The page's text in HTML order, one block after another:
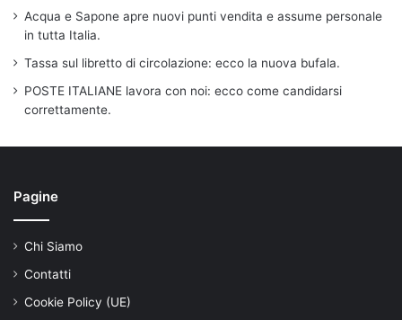
Acqua e Sapone apre nuovi punti vendita e assume personale
in tutta Italia.
Tassa sul libretto di circolazione: ecco la nuova bufala.
POSTE ITALIANE lavora con noi: ecco come candidarsi
correttamente.
Pagine
Chi Siamo
Contatti
Cookie Policy (UE)